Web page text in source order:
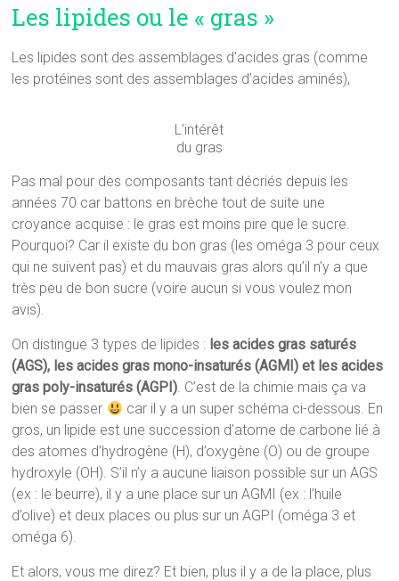
Les lipides ou le « gras »
Les lipides sont des assemblages d’acides gras (comme
les protéines sont des assemblages d’acides aminés),
L’intérêt
du gras
Pas mal pour des composants tant décriés depuis les
années 70 car battons en brèche tout de suite une
croyance acquise : le gras est moins pire que le sucre.
Pourquoi? Car il existe du bon gras (les oméga 3 pour ceux
qui ne suivent pas) et du mauvais gras alors qu’il n’y a que
très peu de bon sucre (voire aucun si vous voulez mon
avis).
On distingue 3 types de lipides : les acides gras saturés
(AGS), les acides gras mono-insaturés (AGMI) et les acides
gras poly-insaturés (AGPI). C’est de la chimie mais ça va
bien se passer
car il y a un super schéma ci-dessous. En
gros, un lipide est une succession d’atome de carbone lié à
des atomes d’hydrogène (H), d’oxygène (O) ou de groupe
hydroxyle (OH). S’il n’y a aucune liaison possible sur un AGS
(ex : le beurre), il y a une place sur un AGMI (ex : l’huile
d’olive) et deux places ou plus sur un AGPI (oméga 3 et
oméga 6).
Et alors, vous me direz? Et bien, plus il y a de la place, plus